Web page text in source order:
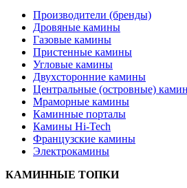
Производители (бренды)
Дровяные камины
Газовые камины
Пристенные камины
Угловые камины
Двухсторонние камины
Центральные (островные)
Мраморные камины
Каминные порталы
Камины Hi-Tech
Французские камины
Электрокамины
КАМИННЫЕ ТОПКИ